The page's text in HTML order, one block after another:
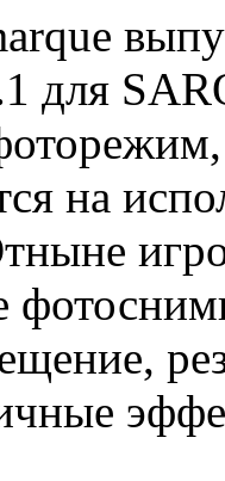
для
на